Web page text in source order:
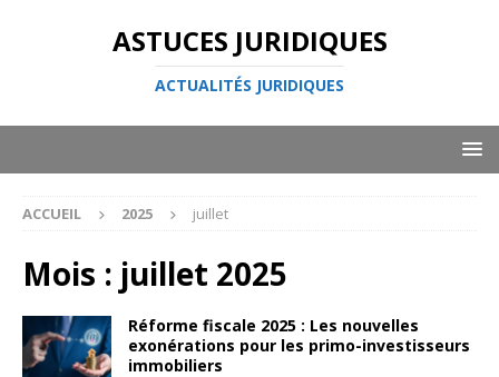
ASTUCES JURIDIQUES
ACTUALITÉS JURIDIQUES
ACCUEIL 2025 juillet
Mois : juillet 2025
Réforme fiscale 2025 : Les nouvelles
exonérations pour les primo-investisseurs
immobiliers